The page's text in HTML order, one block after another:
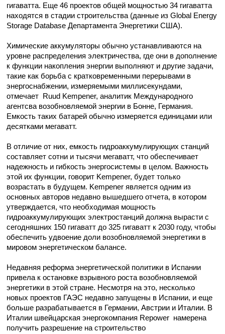
гигаватта. Еще 46 проектов общей мощностью 34 гигаватта
находятся в стадии строительства (данные из Global Energy
Storage Database Департамента Энергетики США).
Химические аккумуляторы обычно устанавливаются на
уровне распределения электричества, где они в дополнение
к функции накопления энергии выполняют и другие задачи,
такие как борьба с кратковременными перерывами в
энергоснабжении, измеряемыми миллисекундами,
отмечает Ruud Kempener, аналитик Международного
агентсва возобновляемой энергии в Бонне, Германия.
Емкость таких батарей обычно измеряется единицами или
десятками мегаватт.
В отличие от них, емкость гидроаккумулирующих станций
составляет сотни и тысячи мегаватт, что обеспечивает
надежность и гибкость энергосистемы в целом. Важность
этой их функции, говорит Kempener, будет только
возрастать в будущем. Kempener является одним из
основных авторов недавно вышедшего отчета, в котором
утверждается, что необходимая мощность
гидроаккумулирующих электростанций должна вырасти с
сегодняшних 150 гигаватт до 325 гигаватт к 2030 году, чтобы
обеспечить удвоение доли возобновляемой энергетики в
мировом энергетическом балансе.
Недавняя реформа энергетической политики в Испании
привела к остановке взрывного роста возобновляемой
энергетики в этой стране. Несмотря на это, несколько
новых проектов ГАЭС недавно запущены в Испании, и еще
больше разрабатывается в Германии, Австрии и Италии. В
Италии швейцарская энергокомпания Repower намерена
получить разрешение на строительство